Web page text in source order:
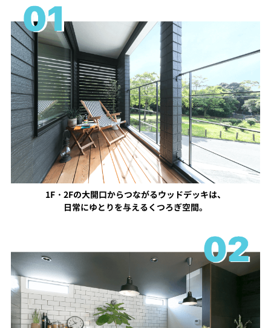
1F・2Fの大開口からつながるウッドデッキは、
日常にゆとりを与えるくつろぎ空間。